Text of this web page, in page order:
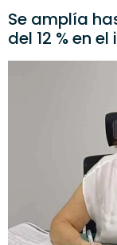
Se amplía
del 12 % en